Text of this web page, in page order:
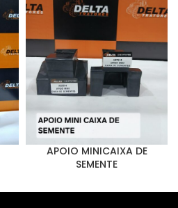
APOIO MINICAIXA DE
SEMENTE